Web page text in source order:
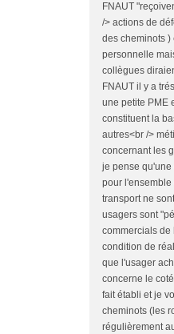
FNAUT
/> actions de
des cheminots
personnelle
collègues
FNAUT il y a
une petite PME
constituent la
autres<br />
concernant les
je pense
pour l'ensemble
transport ne
usagers sont
commercials de
condition de
que l'usager
concerne le
fait établi et je
cheminots (les
régulièrement